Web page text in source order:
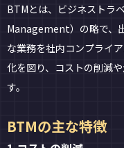
BTMとは、ビジネストラ
Management）の略で、
な業務を社内コンプライ
化を図り、コストの削減
す。
BTMの主な特徴